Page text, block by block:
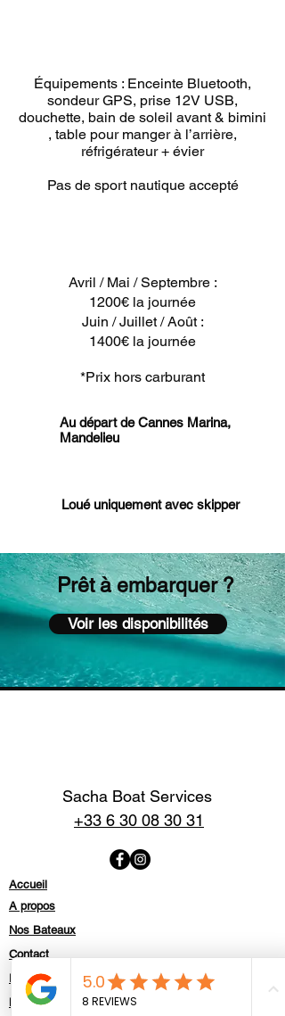
Équipements : Enceinte Bluetooth,
sondeur GPS, prise 12V USB,
douchette, bain de soleil avant & bimini
, table pour manger à l’arrière,
réfrigérateur + évier
Pas de sport nautique accepté
Avril / Mai / Septembre :
1200€ la journée
Juin / Juillet / Août :
1400€ la journée
*Prix hors carburant
Au départ de Cannes Marina,
Mandelieu
Loué uniquement avec skipper
Prêt à embarquer ?
Voir les disponibilités
Sacha Boat Services
+33 6 30 08 30 31
Accueil
A propos
Nos Bateaux
Contact
Politique de confidentialité
Mentions légales